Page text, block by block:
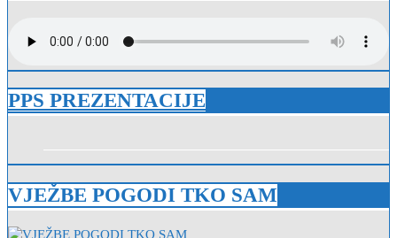
PPS PREZENTACIJE
VJEŽBE POGODI TKO SAM